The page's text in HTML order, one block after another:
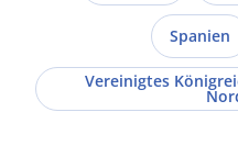
Spanien
Vereinigtes